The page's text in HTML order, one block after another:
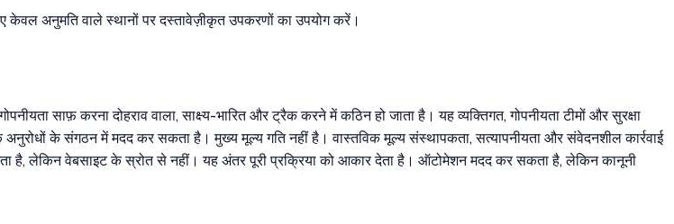
अनुमति वाले स्थानों पर दस्तावेज़ीकृत उपकरणों का उपयोग करें।
साफ़ करना दोहराव वाला, साक्ष्य-भारित और ट्रैक करने में कठिन हो जाता है। यह व्यक्तिगत, गोपनीयता टीमों और सुरक्षा
अनुरोधों के संगठन में मदद कर सकता है। मुख्य मूल्य गति नहीं है। वास्तविक मूल्य संस्थापकता, सत्यापनीयता और संवेदनशील कार्रवाई
है, लेकिन वेबसाइट के स्रोत से नहीं। यह अंतर पूरी प्रक्रिया को आकार देता है। ऑटोमेशन मदद कर सकता है, लेकिन कानूनी